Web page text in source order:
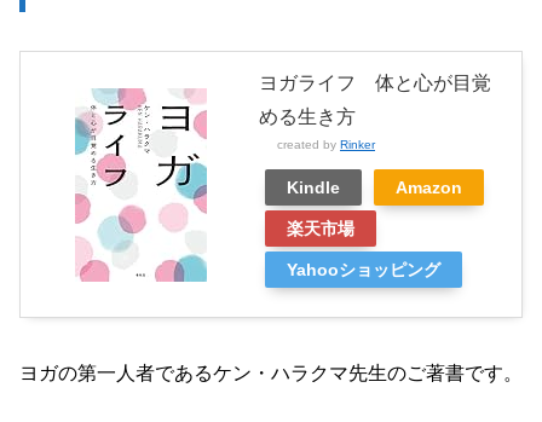
ヨガライフ 体と心が目覚
める生き方
created by Rinker
Kindle Amazon
楽天市場
Yahooショッピング
ヨガの第一人者であるケン・ハラクマ先生のご著書です。